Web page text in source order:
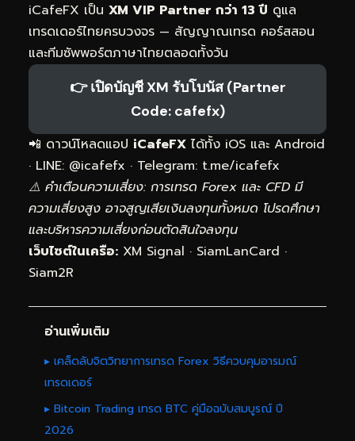
iCafeFX เป็น XM VIP Partner กว่า 13 ปี ดูแล
เทรดเดอร์ไทยครบวงจร — สัญญาณเทรด คอร์สสอน
และทีมซัพพอร์ตภาษาไทยตลอดทั้งวัน
👉 เปิดบัญชี XM รับโบนัส (Partner
Code: cafefx)
📲 ดาวน์โหลดแอป iCafeFX ได้ทั้ง iOS และ Android
· LINE: @icafefx · Telegram: t.me/icafefx
⚠️ คำเตือนความเสี่ยง: การเทรด Forex และ CFD มี
ความเสี่ยงสูง อาจสูญเสียเงินลงทุนทั้งหมด โปรดศึกษา
และบริหารความเสี่ยงก่อนตัดสินใจลงทุน
เว็บไซต์ในเครือ: XM Signal · SiamLanCard ·
Siam2R
อ่านเพิ่มเติม
▸ เคล็ดลับจิตวิทยาการเทรด Forex วิธีควบคุมอารมณ์
เทรดเดอร์
▸ Bitcoin Trading เทรด BTC คู่มือฉบับสมบูรณ์ ปี
2026